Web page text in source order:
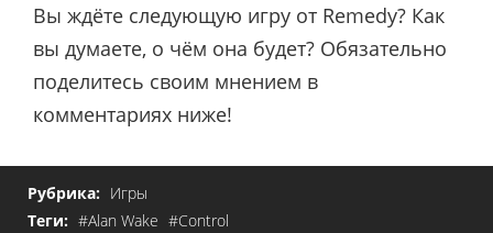
Вы ждёте следующую игру от Remedy? Как
вы думаете, о чём она будет? Обязательно
поделитесь своим мнением в
комментариях ниже!
Рубрика: Игры
Теги: #Alan Wake #Control